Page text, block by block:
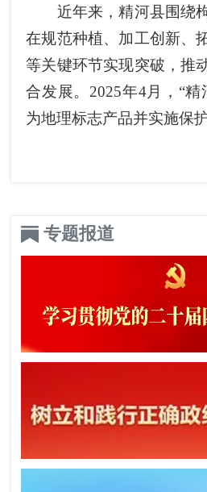
近年来，精河县围绕枸
在规范种植、加工创新、
等关键环节实现突破，推
合发展。2025年4月，“
为地理标志产品并实施保护
专题报道